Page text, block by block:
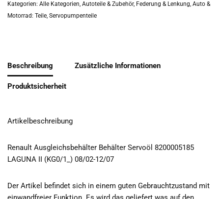
Kategorien: Alle Kategorien, Autoteile & Zubehör, Federung & Lenkung, Auto &
Motorrad: Teile, Servopumpenteile
Beschreibung Zusätzliche Informationen
Produktsicherheit
Artikelbeschreibung
Renault Ausgleichsbehälter Behälter Servoöl 8200005185
LAGUNA II (KG0/1_) 08/02-12/07
Der Artikel befindet sich in einem guten Gebrauchtzustand mit